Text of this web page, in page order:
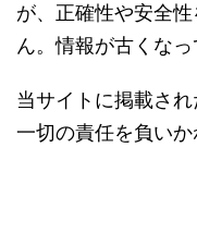
が、正確性や安全
ん。情報が古くなっ
当サイトに掲載さ
一切の責任を負いか